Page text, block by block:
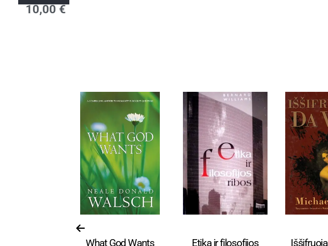
angelų10,00 €
Knygos anglų kalba.
What God Wants
Etika ir filosofijos